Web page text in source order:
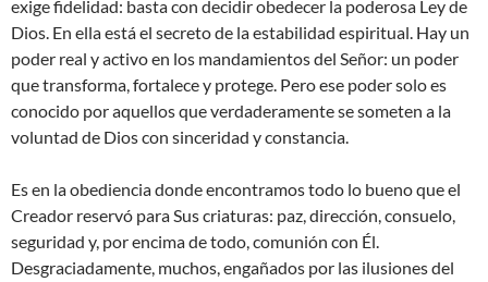
exige fidelidad: basta con decidir obedecer la poderosa Ley de
Dios. En ella está el secreto de la estabilidad espiritual. Hay un
poder real y activo en los mandamientos del Señor: un poder
que transforma, fortalece y protege. Pero ese poder solo es
conocido por aquellos que verdaderamente se someten a la
voluntad de Dios con sinceridad y constancia.
Es en la obediencia donde encontramos todo lo bueno que el
Creador reservó para Sus criaturas: paz, dirección, consuelo,
seguridad y, por encima de todo, comunión con Él.
Desgraciadamente, muchos, engañados por las ilusiones del